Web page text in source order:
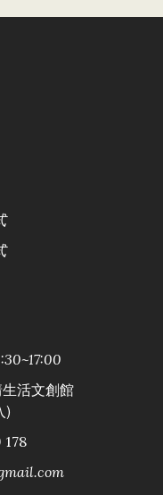
生活文創館
)
178